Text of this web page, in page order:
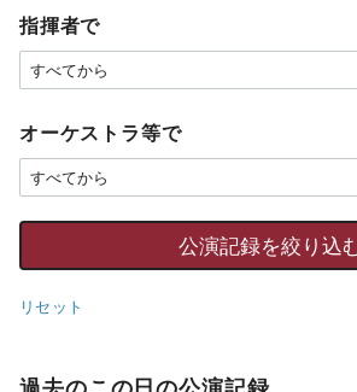
指揮者で
オーケストラ等で
リセット